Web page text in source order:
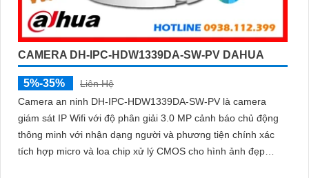
CAMERA DH-IPC-HDW1339DA-SW-PV DAHUA
5%-35%
Liên Hệ
Camera an ninh DH-IPC-HDW1339DA-SW-PV là camera
giám sát IP Wifi với độ phân giải 3.0 MP cảnh báo chủ động
thông minh với nhận dạng người và phương tiện chính xác
tích hợp micro và loa chip xử lý CMOS cho hình ảnh đẹp